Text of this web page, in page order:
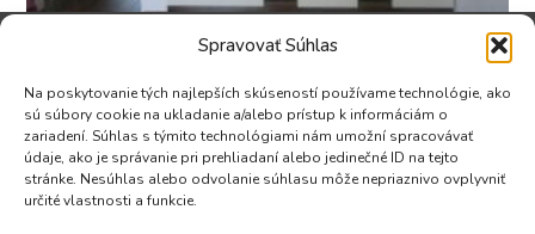
Spravovať Súhlas
Na poskytovanie tých najlepších skúseností používame technológie, ako
sú súbory cookie na ukladanie a/alebo prístup k informáciám o
zariadení. Súhlas s týmito technológiami nám umožní spracovávať
údaje, ako je správanie pri prehliadaní alebo jedinečné ID na tejto
stránke. Nesúhlas alebo odvolanie súhlasu môže nepriaznivo ovplyvniť
určité vlastnosti a funkcie.
SÍDLO A
FAKTURAČNÁ
ADRESA
MM interier, s.r.o.
PREVÁDZKA
Areál OVP
Oravická 617/20